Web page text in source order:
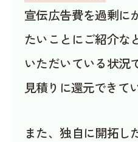
宣伝広告費を過剰に
たいことにご紹介な
いただいている状況
見積りに還元できて
また、独自に開拓し